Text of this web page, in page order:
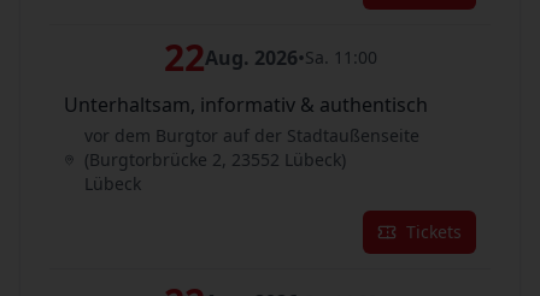
22Aug. 2026•Sa. 11:00
Unterhaltsam, informativ & authentisch
vor dem Burgtor auf der Stadtaußenseite
(Burgtorbrücke 2, 23552 Lübeck)
Lübeck
Tickets